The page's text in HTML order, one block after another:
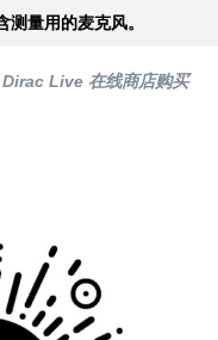
量用的麦克风。
Live 在线商店购买